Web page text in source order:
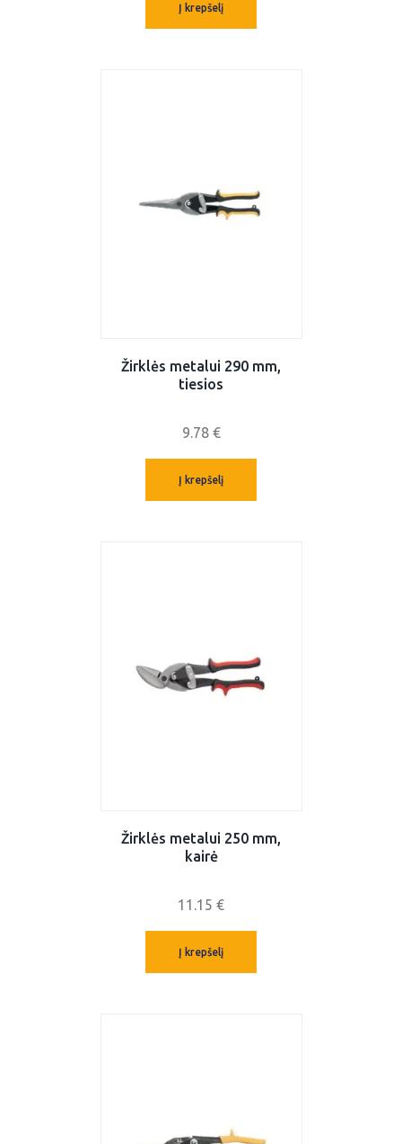
Į krepšelį
Žirklės metalui 290 mm,
tiesios
9.78 €
Į krepšelį
Žirklės metalui 250 mm,
kairė
11.15 €
Į krepšelį